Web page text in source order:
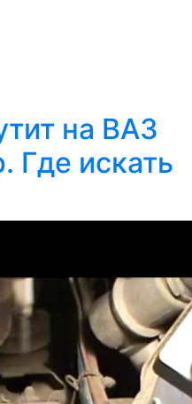
на ВАЗ
Где искать